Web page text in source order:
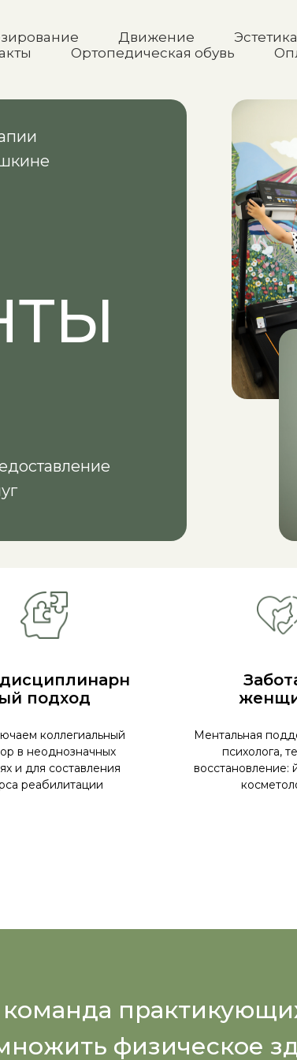
Движение Эстетика
Ортопедическая обувь
ый подход
коллегиальный
в неоднозначных
и для составления
реабилитации
Ментальная
психолога,
восстановление:
физическое